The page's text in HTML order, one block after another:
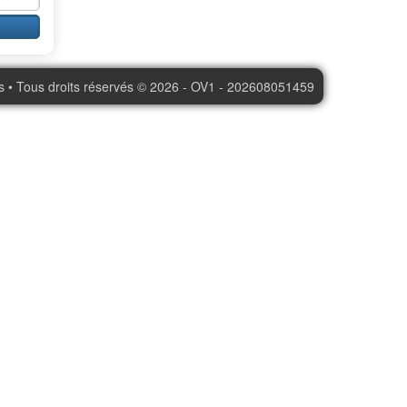
• Tous droits réservés © 2026 - OV1 - 202608051459